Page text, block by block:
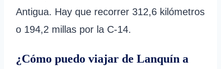
Antigua. Hay que recorrer 312,6 kilómetros
o 194,2 millas por la C-14.
¿Cómo puedo viajar de Lanquín a